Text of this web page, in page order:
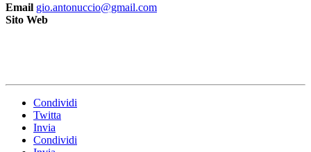
Email gio.antonuccio@gmail.com
Sito Web
Condividi
Twitta
Invia
Condividi